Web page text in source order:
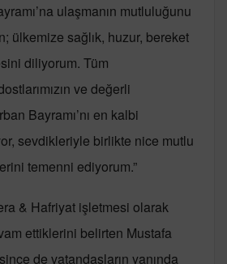
ulaşmanın mutluluğunu
ülkemize sağlık, huzur, bereket
diliyorum. Tüm
ve değerli
Bayramı’nı en kalbi
sevdikleriyle birlikte nice mutlu
temenni ediyorum.”
& Hafriyat işletmesi olarak
ettiklerini belirten Mustafa
de vatandaşların yanında